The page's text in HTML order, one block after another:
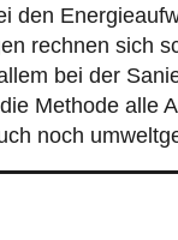
den
rechnen sich
bei der
Methode alle
noch